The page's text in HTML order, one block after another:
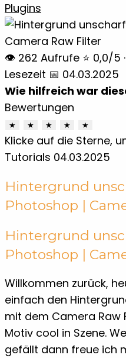
Plugins
👁 262 Aufrufe ⭐ 0,0/5
Lesezeit 📅 04.03.2025
Wie hilfreich war
Bewertungen
★ ★ ★ ★ ★
Klicke auf die Sterne,
Tutorials 04.03.2025
Hintergrund
Photoshop |
Hintergrund
Photoshop |
Willkommen zurück,
einfach den
mit dem Camera Raw
Motiv cool in Szene.
gefällt dann freue ich